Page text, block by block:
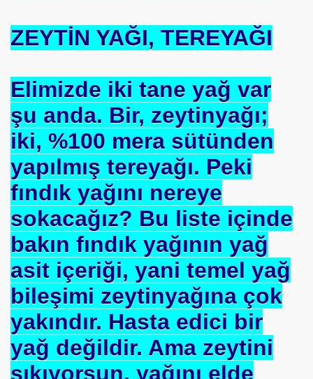
ZEYTİN YAĞI, TEREYAĞI
Elimizde iki tane yağ var
şu anda. Bir, zeytinyağı;
iki, %100 mera sütünden
yapılmış tereyağı. Peki
fındık yağını nereye
sokacağız? Bu liste içinde
bakın fındık yağının yağ
asit içeriği, yani temel yağ
bileşimi zeytinyağına çok
yakındır. Hasta edici bir
yağ değildir. Ama zeytini
sıkıyorsun, yağını elde